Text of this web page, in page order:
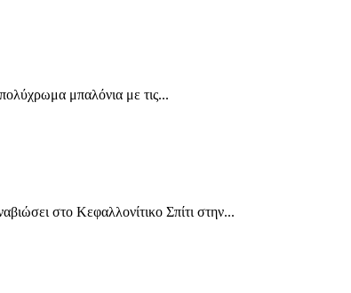
μπαλόνια με τις...
στο Κεφαλλονίτικο Σπίτι στην...